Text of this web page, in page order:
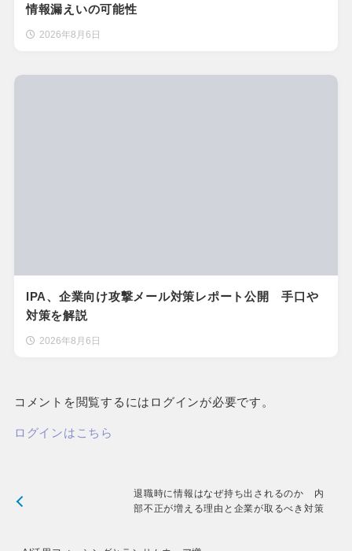
情報漏えいの可能性
2026年8月6日
IPA、企業向け攻撃メール対策レポート公開 手口や
対策を解説
2026年8月6日
コメントを閲覧するにはログインが必要です。
ログインはこちら
退職時に情報はなぜ持ち出されるのか 内
部不正が増える理由と企業が取るべき対策